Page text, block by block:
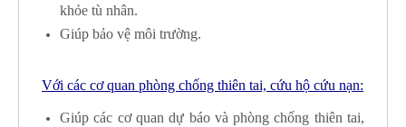
khỏe tù nhân.
Giúp bảo vệ môi trường.
Với các cơ quan phòng chống thiên tai, cứu hộ cứu nạn:
Giúp các cơ quan dự báo và phòng chống thiên tai,